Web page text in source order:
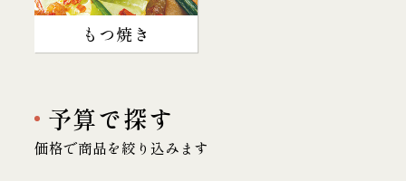
もつ焼き
予算で探す
価格で商品を絞り込みます